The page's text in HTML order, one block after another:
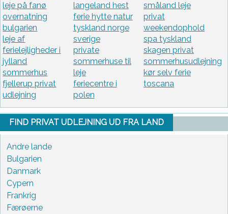
leje på fanø
overnatning
bulgarien
leje af
ferielejligheder i
jylland
sommerhus
fjellerup privat
udlejning
langeland hest
ferie hytte natur
tyskland norge
sverige
private
sommerhuse til
leje
feriecentre i
polen
småland leje
privat
weekendophold
spa tyskland
skagen privat
sommerhusudlejning
kør selv ferie
toscana
FIND PRIVAT UDLEJNING UD FRA LAND
Andre lande
Bulgarien
Danmark
Cypern
Frankrig
Færøerne